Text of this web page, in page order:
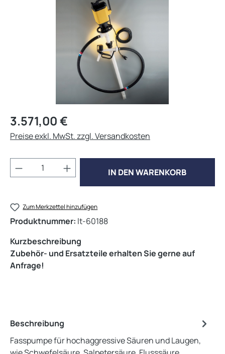
Regulärer Preis:
3.571,00 €
Preise exkl. MwSt. zzgl. Versandkosten
Produkt Anzahl: Gib den gewünschten
IN DEN WARENKORB
Zum Merkzettel hinzufügen
Produktnummer: lt-60188
Kurzbeschreibung
Zubehör- und Ersatzteile erhalten Sie gerne auf
Anfrage!
Beschreibung
Fasspumpe für hochaggressive Säuren und Laugen,